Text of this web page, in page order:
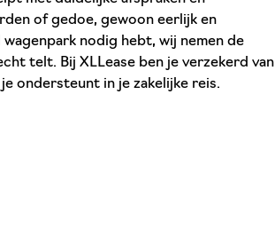
of gedoe, gewoon eerlijk en
nodig hebt, wij nemen de
telt. Bij XLLease ben je verzekerd van
ondersteunt in je zakelijke reis.